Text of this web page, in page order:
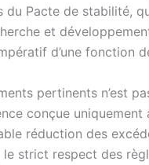
du Pacte de stabilité,
et
d’une fonction
pertinents n’est
conçue uniquement
réduction des
strict respect des